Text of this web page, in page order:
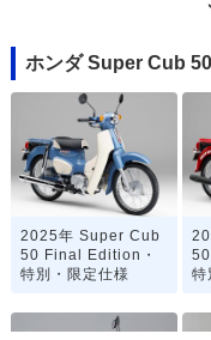
ホンダ Super Cub
2025年 Super Cub
50 Final Edition・
特別・限定仕様
特